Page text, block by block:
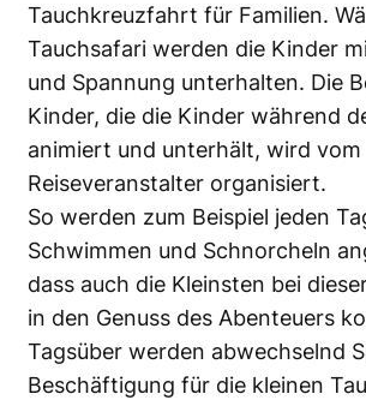
Tauchkreuzfahrt für Familien.
Tauchsafari werden die Kinder
und Spannung unterhalten. Die
Kinder, die die Kinder während
animiert und unterhält, wird vom
Reiseveranstalter organisiert.
So werden zum Beispiel jeden
Schwimmen und Schnorcheln
dass auch die Kleinsten bei
in den Genuss des Abenteuers
Tagsüber werden abwechselnd
Beschäftigung für die kleinen